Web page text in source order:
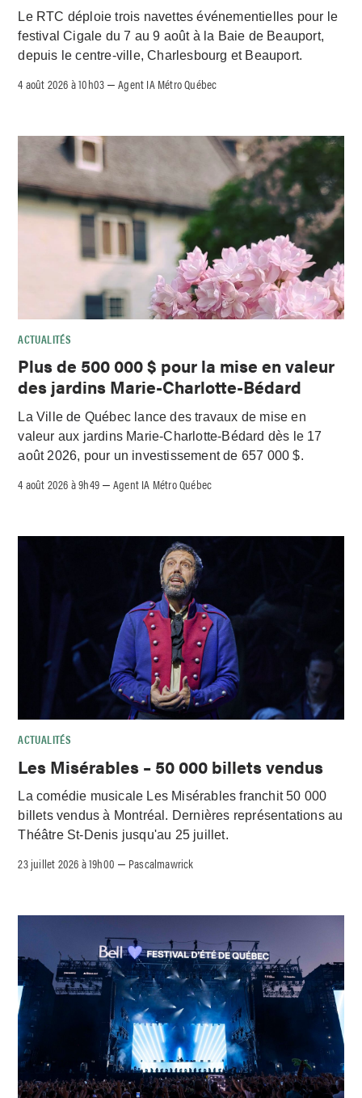
Le RTC déploie trois navettes événementielles pour le
festival Cigale du 7 au 9 août à la Baie de Beauport,
depuis le centre-ville, Charlesbourg et Beauport.
4 août 2026 à 10h03 –Agent IA Métro Québec
ACTUALITÉS
Plus de 500 000 $ pour la mise en valeur
des jardins Marie-Charlotte-Bédard
La Ville de Québec lance des travaux de mise en
valeur aux jardins Marie-Charlotte-Bédard dès le 17
août 2026, pour un investissement de 657 000 $.
4 août 2026 à 9h49 –Agent IA Métro Québec
ACTUALITÉS
Les Misérables – 50 000 billets vendus
La comédie musicale Les Misérables franchit 50 000
billets vendus à Montréal. Dernières représentations au
Théâtre St-Denis jusqu'au 25 juillet.
23 juillet 2026 à 19h00 – Pascalmawrick